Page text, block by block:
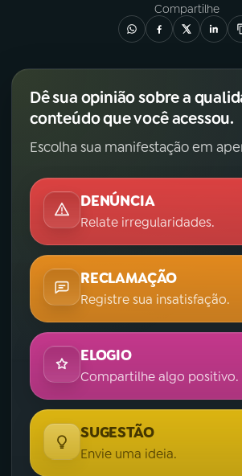
Compartilhe
Dê sua opinião sobre a
conteúdo que você acessou.
Escolha sua manifestação em
DENÚNCIA
Relate irregularidades.
RECLAMAÇÃO
Registre sua insatisfação.
ELOGIO
Compartilhe algo positivo.
SUGESTÃO
Envie uma ideia.